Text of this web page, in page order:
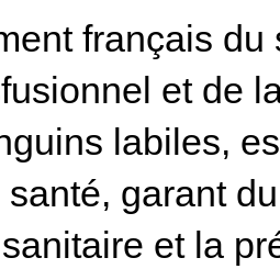
français
et de
labiles,
garant
et la